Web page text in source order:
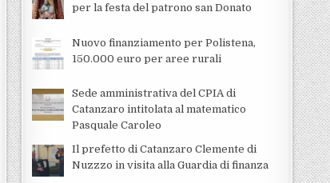
per la festa del patrono san Donato
Nuovo finanziamento per Polistena,
150.000 euro per aree rurali
Sede amministrativa del CPIA di
Catanzaro intitolata al matematico
Pasquale Caroleo
Il prefetto di Catanzaro Clemente di
Nuzzzo in visita alla Guardia di finanza